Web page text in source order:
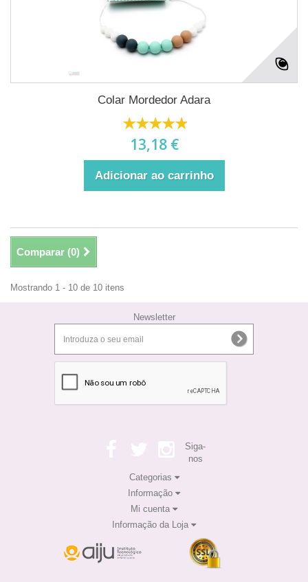
Colar Mordedor Adara
13,18 €
Adicionar ao carrinho
Comparar (0)
Mostrando 1 - 10 de 10 itens
Newsletter
Siga-
nos
Categorias
Informação
Mi cuenta
Informação da Loja